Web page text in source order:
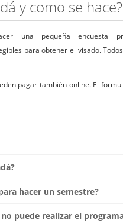
y como se hace?
una pequeña encuesta
para obtener el visado.
pagar también online. El
hacer un semestre?
puede realizar el